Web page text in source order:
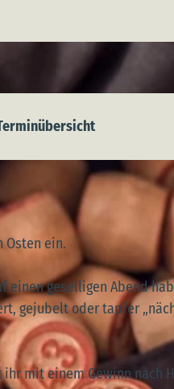
Osten ein.
einen geselligen Abend
gejubelt oder tapfer
mit einem Gewinn nach